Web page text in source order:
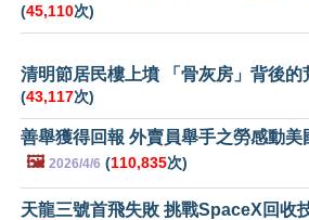
(45,110次)
清明節居民樓上墳 「骨灰房」背後的
(43,117次)
善舉獲得回報 外賣員舉手之勞感動美
🖼️ 2026/4/6 (110,835次)
天龍三號首飛失敗 挑戰SpaceX回收